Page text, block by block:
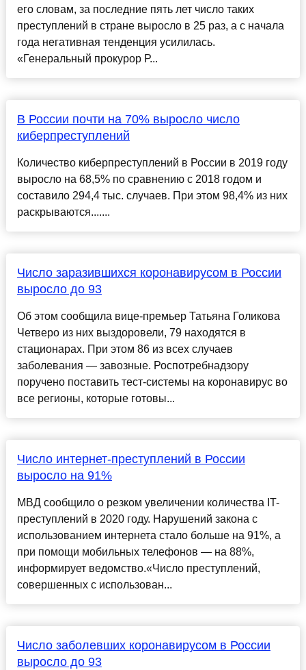
его словам, за последние пять лет число таких
преступлений в стране выросло в 25 раз, а с начала
года негативная тенденция усилилась.
«Генеральный прокурор Р...
В России почти на 70% выросло число
киберпреступлений
Количество киберпреступлений в России в 2019 году
выросло на 68,5% по сравнению с 2018 годом и
составило 294,4 тыс. случаев. При этом 98,4% из них
раскрываются.......
Число заразившихся коронавирусом в России
выросло до 93
Об этом сообщила вице-премьер Татьяна Голикова
Четверо из них выздоровели, 79 находятся в
стационарах. При этом 86 из всех случаев
заболевания — завозные. Роспотребнадзору
поручено поставить тест-системы на коронавирус во
все регионы, которые готовы...
Число интернет-преступлений в России
выросло на 91%
МВД сообщило о резком увеличении количества IT-
преступлений в 2020 году. Нарушений закона с
использованием интернета стало больше на 91%, а
при помощи мобильных телефонов — на 88%,
информирует ведомство.«Число преступлений,
совершенных с использован...
Число заболевших коронавирусом в России
выросло до 93